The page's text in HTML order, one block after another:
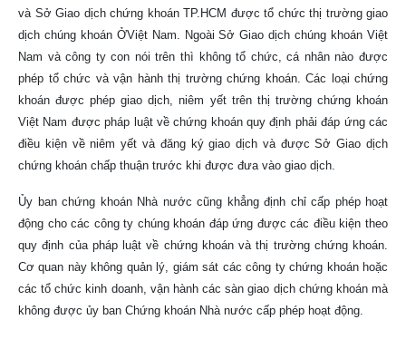
và Sở Giao dịch chứng khoán TP.HCM được tổ chức thị trường giao
dịch chúng khoán ỞViệt Nam. Ngoài Sở Giao dịch chúng khoán Việt
Nam và công ty con nói trên thì không tổ chức, cá nhân nào được
phép tổ chức và vận hành thị trường chứng khoán. Các loại chứng
khoán được phép giao dịch, niêm yết trên thị trường chứng khoán
Việt Nam được pháp luật về chứng khoán quy định phải đáp ứng các
điều kiện về niêm yết và đăng ký giao dịch và được Sở Giao dịch
chứng khoán chấp thuận trước khi được đưa vào giao dịch.
Ủy ban chứng khoán Nhà nước cũng khẳng định chỉ cấp phép hoạt
động cho các công ty chúng khoán đáp ứng được các điều kiện theo
quy định của pháp luật về chứng khoán và thị trường chứng khoán.
Cơ quan này không quản lý, giám sát các công ty chứng khoán hoặc
các tổ chức kinh doanh, vận hành các sàn giao dịch chứng khoán mà
không được ủy ban Chứng khoán Nhà nước cấp phép hoạt động.